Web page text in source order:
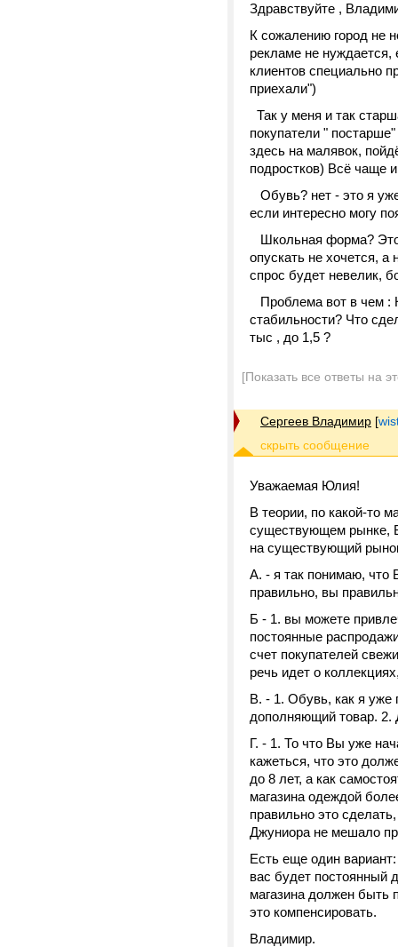
Здравствуйте ,
К сожалению город не
рекламе не нуждается,
клиентов специально
приехали")
Так у меня и так
покупатели "
здесь на малявок,
подростков) Всё чаще
Обувь? нет - это я
если интересно могу
Школьная форма? Это
опускать не хочется,
спрос будет невелик,
Проблема вот в чем :
стабильности? Что
тыс , до 1,5 ?
[Показать все ответы на
Сергеев Владимир [
Уважаемая Юлия!
В теории, по какой-то
существующем рынке,
на существующий
А. - я так понимаю, что
правильно, вы
Б - 1. вы можете
постоянные
счет покупателей
речь идет о
В. - 1. Обувь, как я уже
дополняющий товар. 2.
Г. - 1. То что Вы уже
кажеться, что это
до 8 лет, а как
магазина одеждой
правильно это
Джуниора не мешало
Есть еще один
вас будет постоянный
магазина должен быть
это компенсировать.
Владимир.